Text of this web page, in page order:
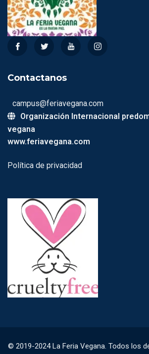
Contactanos
campus@feriavegana.com
Organización Internacional
vegana
www.feriavegana.com
Política de privacidad
© 2019-2024 La Feria Vegana. Todos los